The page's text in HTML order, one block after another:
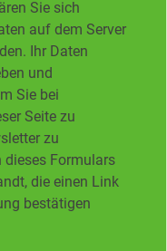
Sie sich
auf dem Server
Ihr Daten
und
Sie bei
Seite zu
zu
dieses Formulars
die einen Link
bestätigen